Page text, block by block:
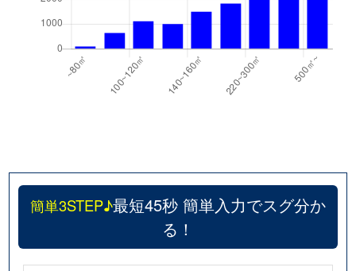
簡単3STEP♪最短45秒 簡単入力でスグ分か
る！